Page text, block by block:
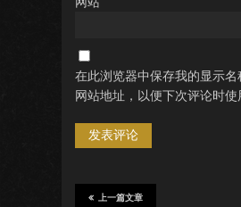
在此浏览器中保存我的显示
网站地址，以便下次评论时使
上一篇文章